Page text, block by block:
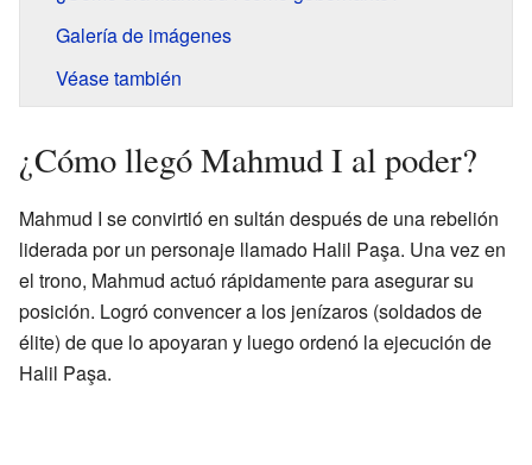
Galería de imágenes
Véase también
¿Cómo llegó Mahmud I al poder?
Mahmud I se convirtió en sultán después de una rebelión
liderada por un personaje llamado Halil Paşa. Una vez en
el trono, Mahmud actuó rápidamente para asegurar su
posición. Logró convencer a los jenízaros (soldados de
élite) de que lo apoyaran y luego ordenó la ejecución de
Halil Paşa.